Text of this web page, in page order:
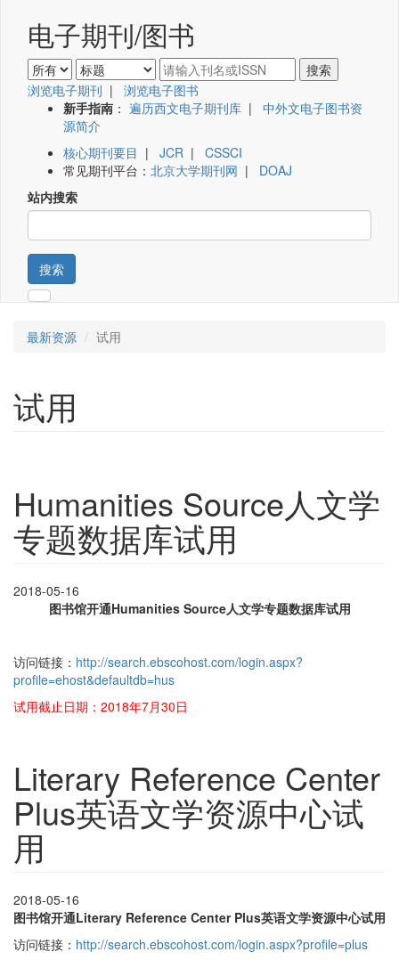
电子期刊/图书
浏览电子期刊 | 浏览电子图书
新手指南 ： 遍历西文电子期刊库 | 中外文电子图书资
源简介
核心期刊要目 | JCR | CSSCI
常见期刊平台： 北京大学期刊网 | DOAJ
站内搜索
搜索
最新资源 试用
试用
Humanities Source人文学
专题数据库试用
2018-05-16
图书馆开通Humanities Source人文学专题数据库试用
访问链接： http://search.ebscohost.com/login.aspx?
profile=ehost&defaultdb=hus
试用截止日期：2018年7月30日
Literary Reference Center
Plus英语文学资源中心试
用
2018-05-16
图书馆开通Literary Reference Center Plus英语文学资源中心试用
访问链接： http://search.ebscohost.com/login.aspx?profile=plus